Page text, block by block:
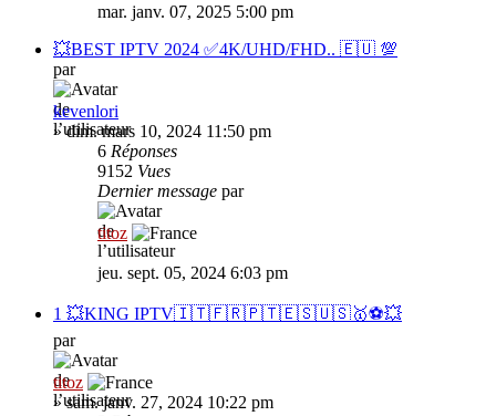
mar. janv. 07, 2025 5:00 pm
💥BEST IPTV 2024 ✅4K/UHD/FHD.. 🇪🇺 💯
par
kevenlori
»dim. mars 10, 2024 11:50 pm
6 Réponses
9152 Vues
Dernier message par
titoz
jeu. sept. 05, 2024 6:03 pm
1 💥KING IPTV🇮🇹🇫🇷🇵🇹🇪🇸🇺🇸🥇⚽💥
par
titoz
»sam. janv. 27, 2024 10:22 pm